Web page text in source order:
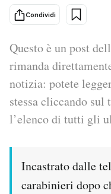
Cultura
Economia
Sport
PODCAST
I MIEI PREFERITI
Condividi
Questo è un post
rimanda
notizia: potete
stessa cliccando
l’elenco di tutti gli
Incastrato dalle
carabinieri dopo